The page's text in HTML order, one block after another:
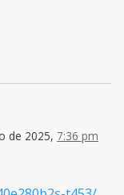
de 2025, 7:36 pm